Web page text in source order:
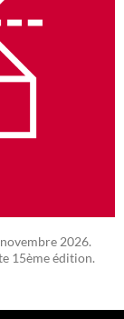
2026.
15ème édition.